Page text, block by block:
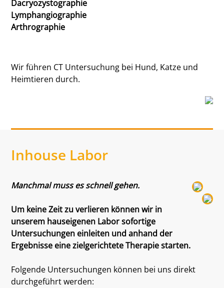
Dacryozystographie
Lymphangiographie
Arthrographie
Wir führen CT Untersuchung bei Hund, Katze und
Heimtieren durch.
Inhouse Labor
Manchmal muss es schnell gehen.
Um keine Zeit zu verlieren können wir in
unserem hauseigenen Labor sofortige
Untersuchungen einleiten und anhand der
Ergebnisse eine zielgerichtete Therapie starten.
Folgende Untersuchungen können bei uns direkt
durchgeführt werden: